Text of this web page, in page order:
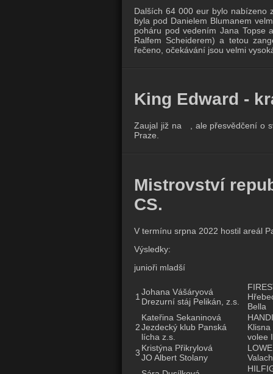
Dalších 64 000 eur bylo nabízeno
byla pod Danielem Blumanem
poháru pod vedením Jana Topse
Ralfem Scheiderem) a tetou
řečeno, očekávání jsou velmi
King Edward -
Zaujal již na , ale přesvědčení o
Praze.
Mistrovství
CS.
V termínu srpna 2022 hostil areál
Výsledky:
junioři mladší
1 Johana Vášáryová
Drezurní stáj Pelikán, z.s.
Bella
2
Kateřina Sekaninová
Jezdecký klub Panská
lícha z.s.
volee
3 Kristýna Přikrylová
JO Albert Stolany